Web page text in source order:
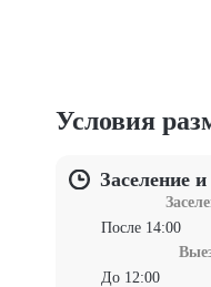
Условия
Заселение
После 14:00
До 12:00